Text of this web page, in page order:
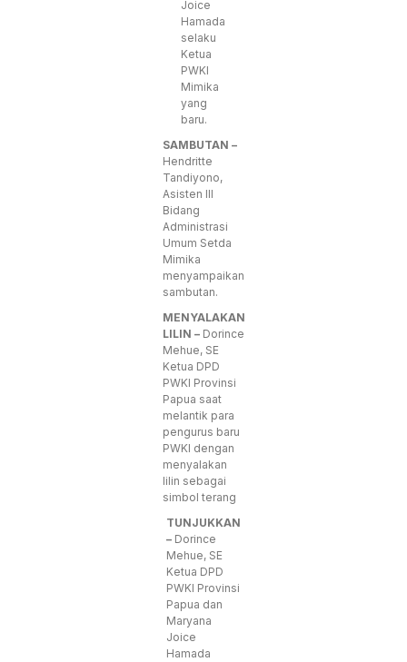
Joice
Hamada
selaku
Ketua
PWKI
Mimika
yang
baru.
SAMBUTAN –
Hendritte
Tandiyono,
Asisten III
Bidang
Administrasi
Umum Setda
Mimika
menyampaikan
sambutan.
MENYALAKAN
LILIN –Dorince
Mehue, SE
Ketua DPD
PWKI Provinsi
Papua saat
melantik para
pengurus baru
PWKI dengan
menyalakan
lilin sebagai
simbol terang
TUNJUKKAN
– Dorince
Mehue, SE
Ketua DPD
PWKI Provinsi
Papua dan
Maryana
Joice
Hamada